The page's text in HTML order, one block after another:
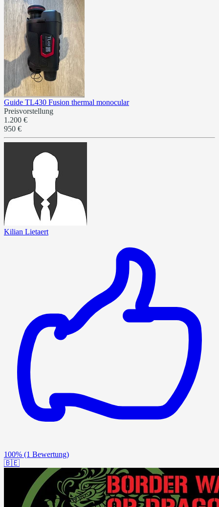
Guide TL430 Fusion thermal monocular
Preisvorstellung
1.200 €
950 €
Kilian Lietaert
100% (1 Bewertung)
🇧🇪